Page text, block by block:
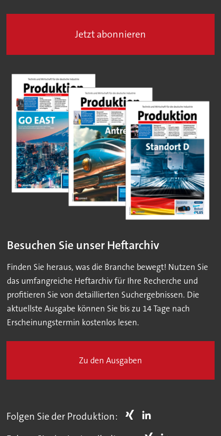
Jetzt abonnieren
Besuchen Sie unser Heftarchiv
Finden Sie heraus, was die Branche bewegt! Nutzen Sie
das umfangreiche Heftarchiv für Ihre Recherche und
profitieren Sie von detaillierten Suchergebnissen. Die
aktuellste Ausgabe können Sie bis zu 14 Tage nach
Erscheinungstermin kostenlos lesen.
Zu den Ausgaben
Folgen Sie der Produktion: